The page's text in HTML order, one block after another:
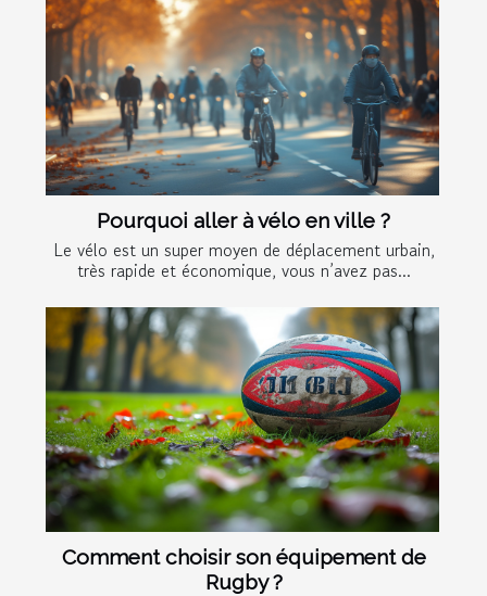
Pourquoi aller à vélo en ville ?
Le vélo est un super moyen de déplacement urbain,
très rapide et économique, vous n’avez pas...
Comment choisir son équipement de
Rugby ?